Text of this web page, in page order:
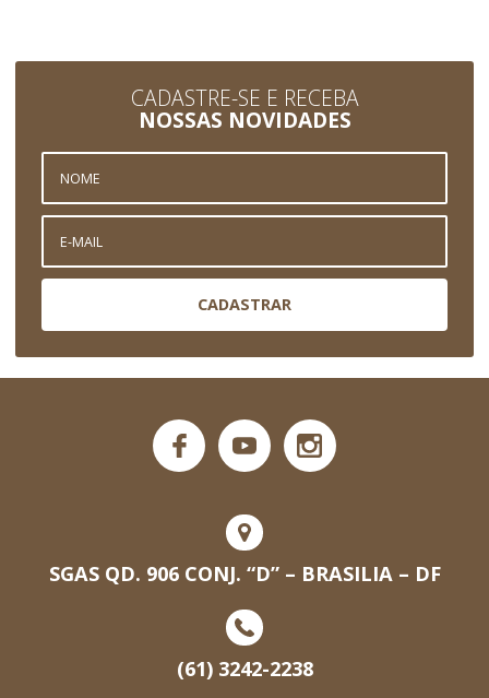
CADASTRE-SE E RECEBA
NOSSAS NOVIDADES
CADASTRAR
SGAS QD. 906 CONJ. “D” – BRASILIA – DF
(61) 3242-2238